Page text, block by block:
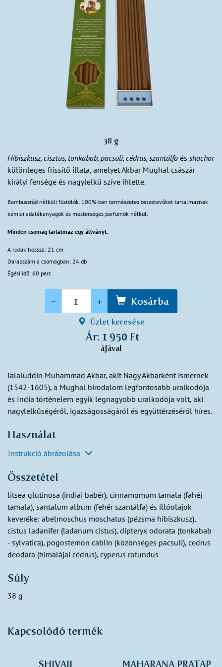
38 g
Hibiszkusz, cisztus, tonkabab, pacsuli, cédrus, szantálfa és shachor
különleges frissítő illata, amelyet Akbar Mughal császár
királyi fensége és nagylelkű szíve ihlette.
Bambuszrúd nélküli füstölők. 100%-ban természetes összetevőket tartalmaznak
kémiai adalékanyagok és mesterséges parfümök nélkül.
Minden csomag tartalmaz egy állványt.
A rudak hossza: 21 cm
Darabszám a csomagban: 24 db
Égési idő: 60 perc
- + Kosárba
Üzlet keresése
Ár: 1 950 Ft
áfával
Jalaluddin Muhammad Akbar, akit Nagy Akbarként ismernek
(1542-1605), a Mughal birodalom legfontosabb uralkodója
és India történelem egyik legnagyobb uralkodója volt, aki
nagylelkűségéről, igazságosságáról és együttérzéséről híres.
Használat
Instrukció ábrázolása
Összetétel
litsea glutinosa (indiai babér), cinnamomum tamala (fahéj
tamala), santalum album (fehér szantálfa) és illóolajok
keveréke: abelmoschus moschatus (pézsma hibiszkusz),
cistus ladanifer (ladanum cistus), dipteryx odorata (tonkabab
- sylvatica), pogostemon cablin (közönséges pacsuli), cedrus
deodara (himalájai cédrus), cyperus rotundus
Súly
38 g
Kapcsolódó termék
SHIVAJI MAHARANA PRATAP